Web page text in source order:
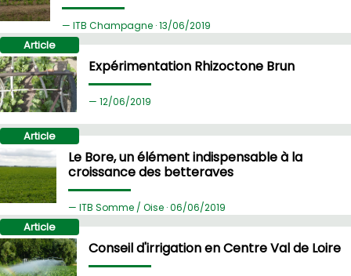
ITB Champagne ·13/06/2019
Article
Expérimentation Rhizoctone Brun
12/06/2019
Article
Le Bore, un élément indispensable à la
croissance des betteraves
ITB Somme / Oise ·06/06/2019
Article
Conseil d'irrigation en Centre Val de Loire